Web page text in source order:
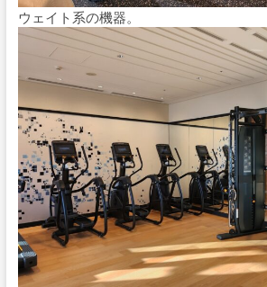
ウェイト系の機器。